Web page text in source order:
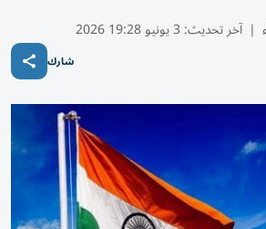
| آخر تحديث: 3 يونيو 19:28 2026
شارك